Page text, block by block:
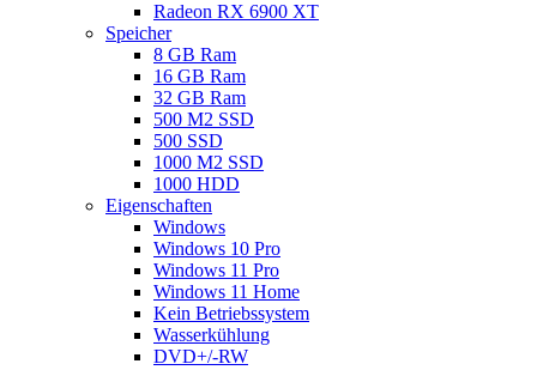
Radeon RX 6900 XT
Speicher
8 GB Ram
16 GB Ram
32 GB Ram
500 M2 SSD
500 SSD
1000 M2 SSD
1000 HDD
Eigenschaften
Windows
Windows 10 Pro
Windows 11 Pro
Windows 11 Home
Kein Betriebssystem
Wasserkühlung
DVD+/-RW